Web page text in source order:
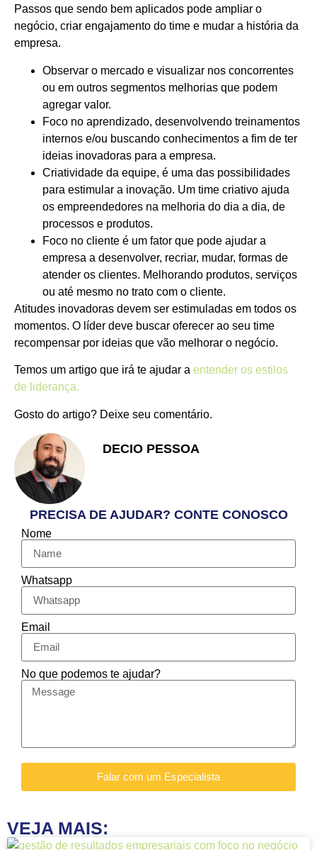
Passos que sendo bem aplicados pode ampliar o
negócio, criar engajamento do time e mudar a história da
empresa.
Observar o mercado e visualizar nos concorrentes
ou em outros segmentos melhorias que podem
agregar valor.
Foco no aprendizado, desenvolvendo treinamentos
internos e/ou buscando conhecimentos a fim de ter
ideias inovadoras para a empresa.
Criatividade da equipe, é uma das possibilidades
para estimular a inovação. Um time criativo ajuda
os empreendedores na melhoria do dia a dia, de
processos e produtos.
Foco no cliente é um fator que pode ajudar a
empresa a desenvolver, recriar, mudar, formas de
atender os clientes. Melhorando produtos, serviços
ou até mesmo no trato com o cliente.
Atitudes inovadoras devem ser estimuladas em todos os
momentos. O líder deve buscar oferecer ao seu time
recompensar por ideias que vão melhorar o negócio.
Temos um artigo que irá te ajudar a entender os estilos
de liderança.
Gosto do artigo? Deixe seu comentário.
DECIO PESSOA
PRECISA DE AJUDAR? CONTE CONOSCO
Nome
Whatsapp
Email
No que podemos te ajudar?
Falar com um Especialista
VEJA MAIS: